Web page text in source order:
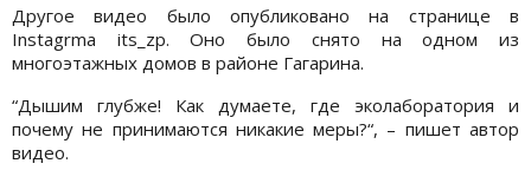
Другое видео было опубликовано на странице в
Instagrma its_zp. Оно было снято на одном из
многоэтажных домов в районе Гагарина.
“Дышим глубже! Как думаете, где эколаборатория и
почему не принимаются никакие меры?“, – пишет автор
видео.